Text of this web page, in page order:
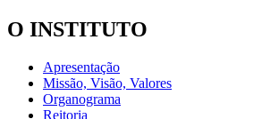
O INSTITUTO
Apresentação
Missão, Visão, Valores
Organograma
Reitoria